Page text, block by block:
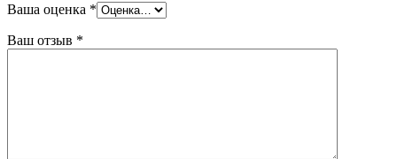
Ваша оценка *
Ваш отзыв *